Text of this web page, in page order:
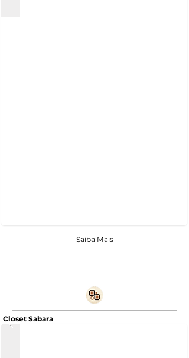
Saiba Mais
Closet Sabara